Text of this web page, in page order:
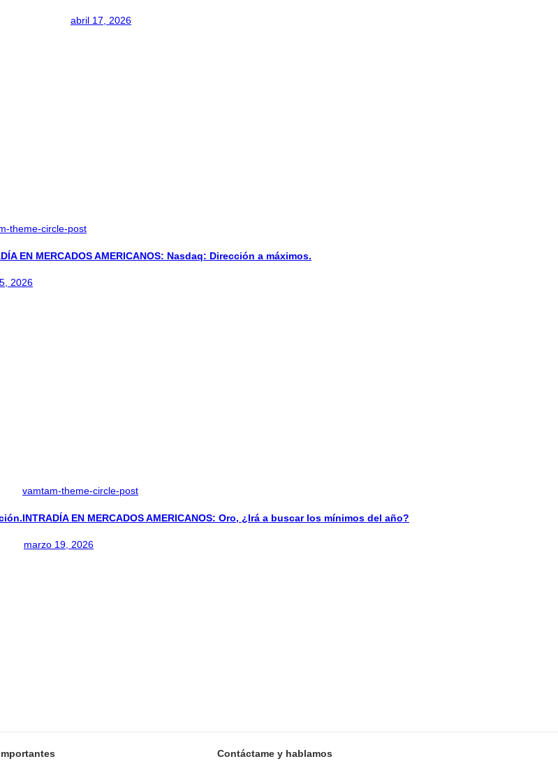
abril 17, 2026
theme-circle-post
EN MERCADOS AMERICANOS: Nasdaq: Dirección a máximos.
2026
vamtam-theme-circle-post
INTRADÍA EN MERCADOS AMERICANOS: Oro, ¿Irá a buscar los mínimos del año?
marzo 19, 2026
Contáctame y hablamos